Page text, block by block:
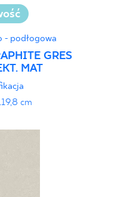
- podłogowa
GRES
MAT
cm